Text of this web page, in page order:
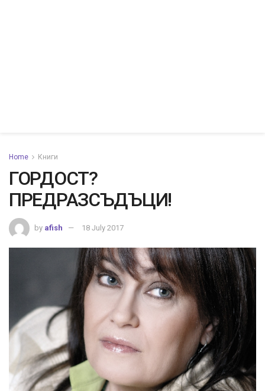
Home Книги
ГОРДОСТ?
ПРЕДРАЗСЪДЪЦИ!
by afish 18 July 2017